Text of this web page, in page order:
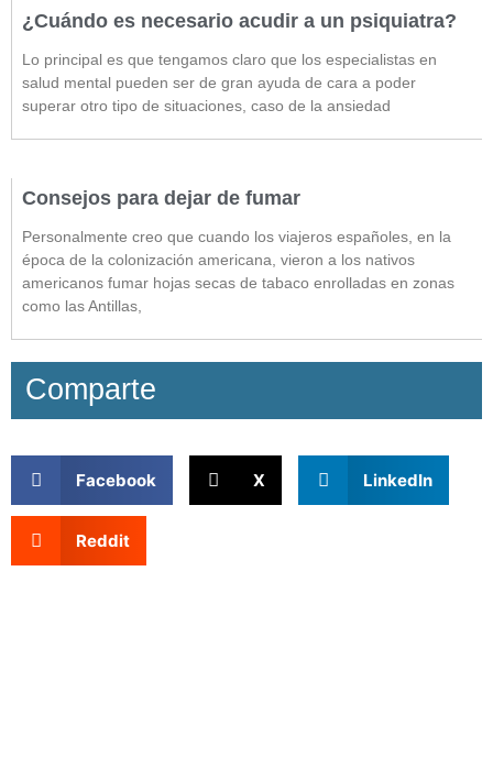
¿Cuándo es necesario acudir a un psiquiatra?
Lo principal es que tengamos claro que los especialistas en
salud mental pueden ser de gran ayuda de cara a poder
superar otro tipo de situaciones, caso de la ansiedad
Consejos para dejar de fumar
Personalmente creo que cuando los viajeros españoles, en la
época de la colonización americana, vieron a los nativos
americanos fumar hojas secas de tabaco enrolladas en zonas
como las Antillas,
Comparte
Facebook X LinkedIn
Reddit